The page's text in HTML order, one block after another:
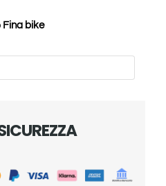
Fina bike